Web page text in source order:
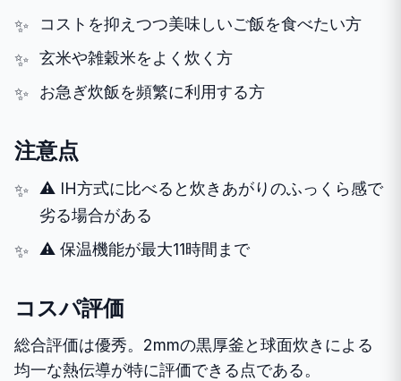
コストを抑えつつ美味しいご飯を食べたい方
玄米や雑穀米をよく炊く方
お急ぎ炊飯を頻繁に利用する方
注意点
⚠️ IH方式に比べると炊きあがりのふっくら感で
劣る場合がある
⚠️ 保温機能が最大11時間まで
コスパ評価
総合評価は優秀。2mmの黒厚釜と球面炊きによる
均一な熱伝導が特に評価できる点である。